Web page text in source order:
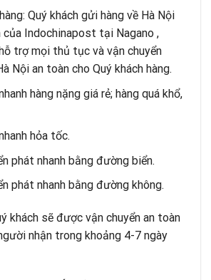
Quý khách gửi hàng về Hà Nội
của Indochinapost tại Nagano ,
trợ mọi thủ tục và vận chuyển
Nội an toàn cho Quý khách hàng.
hàng nặng giá rẻ; hàng quá khổ,
hỏa tốc.
phát nhanh bằng đường biển.
phát nhanh bằng đường không.
khách sẽ được vận chuyển an toàn
nhận trong khoảng 4-7 ngày